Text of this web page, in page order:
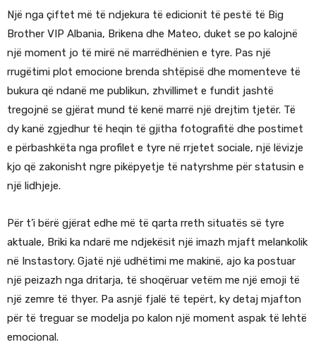
Një nga çiftet më të ndjekura të edicionit të pestë të Big
Brother VIP Albania, Brikena dhe Mateo, duket se po kalojnë
një moment jo të mirë në marrëdhënien e tyre. Pas një
rrugëtimi plot emocione brenda shtëpisë dhe momenteve të
bukura që ndanë me publikun, zhvillimet e fundit jashtë
tregojnë se gjërat mund të kenë marrë një drejtim tjetër. Të
dy kanë zgjedhur të heqin të gjitha fotografitë dhe postimet
e përbashkëta nga profilet e tyre në rrjetet sociale, një lëvizje
kjo që zakonisht ngre pikëpyetje të natyrshme për statusin e
një lidhjeje.
Për t’i bërë gjërat edhe më të qarta rreth situatës së tyre
aktuale, Briki ka ndarë me ndjekësit një imazh mjaft melankolik
në Instastory. Gjatë një udhëtimi me makinë, ajo ka postuar
një peizazh nga dritarja, të shoqëruar vetëm me një emoji të
një zemre të thyer. Pa asnjë fjalë të tepërt, ky detaj mjafton
për të treguar se modelja po kalon një moment aspak të lehtë
emocional.